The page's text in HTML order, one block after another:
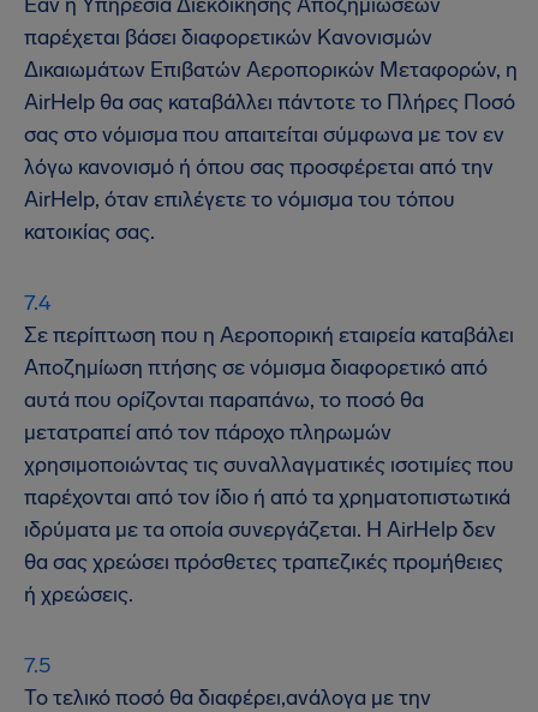
παρέχεται βάσει διαφορετικών Κανονισμών
Δικαιωμάτων Επιβατών Αεροπορικών Μεταφορών, η
AirHelp θα σας καταβάλλει πάντοτε το Πλήρες Ποσό
σας στο νόμισμα που απαιτείται σύμφωνα με τον εν
λόγω κανονισμό ή όπου σας προσφέρεται από την
AirHelp, όταν επιλέγετε το νόμισμα του τόπου
κατοικίας σας.
Σε περίπτωση που η Αεροπορική εταιρεία καταβάλει
Αποζημίωση πτήσης σε νόμισμα διαφορετικό από
αυτά που ορίζονται παραπάνω, το ποσό θα
μετατραπεί από τον πάροχο πληρωμών
χρησιμοποιώντας τις συναλλαγματικές ισοτιμίες που
παρέχονται από τον ίδιο ή από τα χρηματοπιστωτικά
ιδρύματα με τα οποία συνεργάζεται. Η AirHelp δεν
θα σας χρεώσει πρόσθετες τραπεζικές προμήθειες
ή χρεώσεις.
Το τελικό ποσό θα διαφέρει,ανάλογα με την